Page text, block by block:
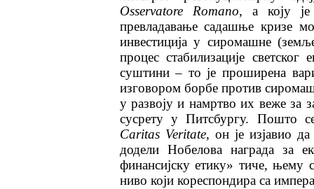
Osservatore Romano, а коју је
превладавање садашње кризе
инвестиција у сиромашне
процес стабилизације
суштини – то је проширена
изговором борбе против
у развоју и намртво их веже за
сусрету у Питсбургу. Пошто
Caritas Veritate, он је изјавио
додели Нобелова награда за
финансијску етику» тиче, њему
ниво који кореспондира са